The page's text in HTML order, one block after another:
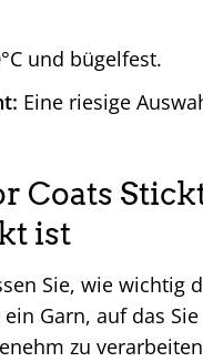
und bügelfest.
Eine riesige
Coats
ist
Sie, wie wichtig
ein Garn, auf das
zu